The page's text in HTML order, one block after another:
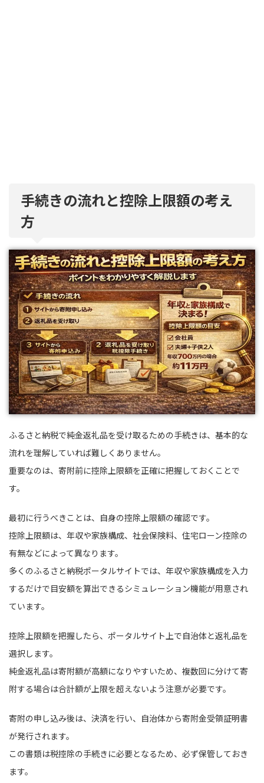
手続きの流れと控除上限額の考え
方
ふるさと納税で純金返礼品を受け取るための手続きは、基本的な
流れを理解していれば難しくありません。
重要なのは、寄附前に控除上限額を正確に把握しておくことで
す。
最初に行うべきことは、自身の控除上限額の確認です。
控除上限額は、年収や家族構成、社会保険料、住宅ローン控除の
有無などによって異なります。
多くのふるさと納税ポータルサイトでは、年収や家族構成を入力
するだけで目安額を算出できるシミュレーション機能が用意され
ています。
控除上限額を把握したら、ポータルサイト上で自治体と返礼品を
選択します。
純金返礼品は寄附額が高額になりやすいため、複数回に分けて寄
附する場合は合計額が上限を超えないよう注意が必要です。
寄附の申し込み後は、決済を行い、自治体から寄附金受領証明書
が発行されます。
この書類は税控除の手続きに必要となるため、必ず保管しておき
ます。